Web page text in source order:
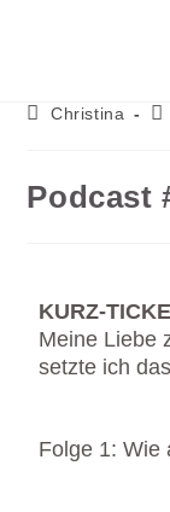
Christina
Podcast
KURZ-
Meine Liebe
setzte ich
Folge 1: Wie